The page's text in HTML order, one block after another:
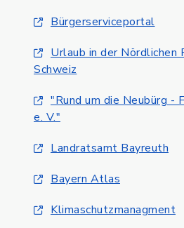
Bürgerserviceportal
Urlaub in der Nördlichen
Schweiz
"Rund um die Neubürg -
e. V."
Landratsamt Bayreuth
Bayern Atlas
Klimaschutzmanagment